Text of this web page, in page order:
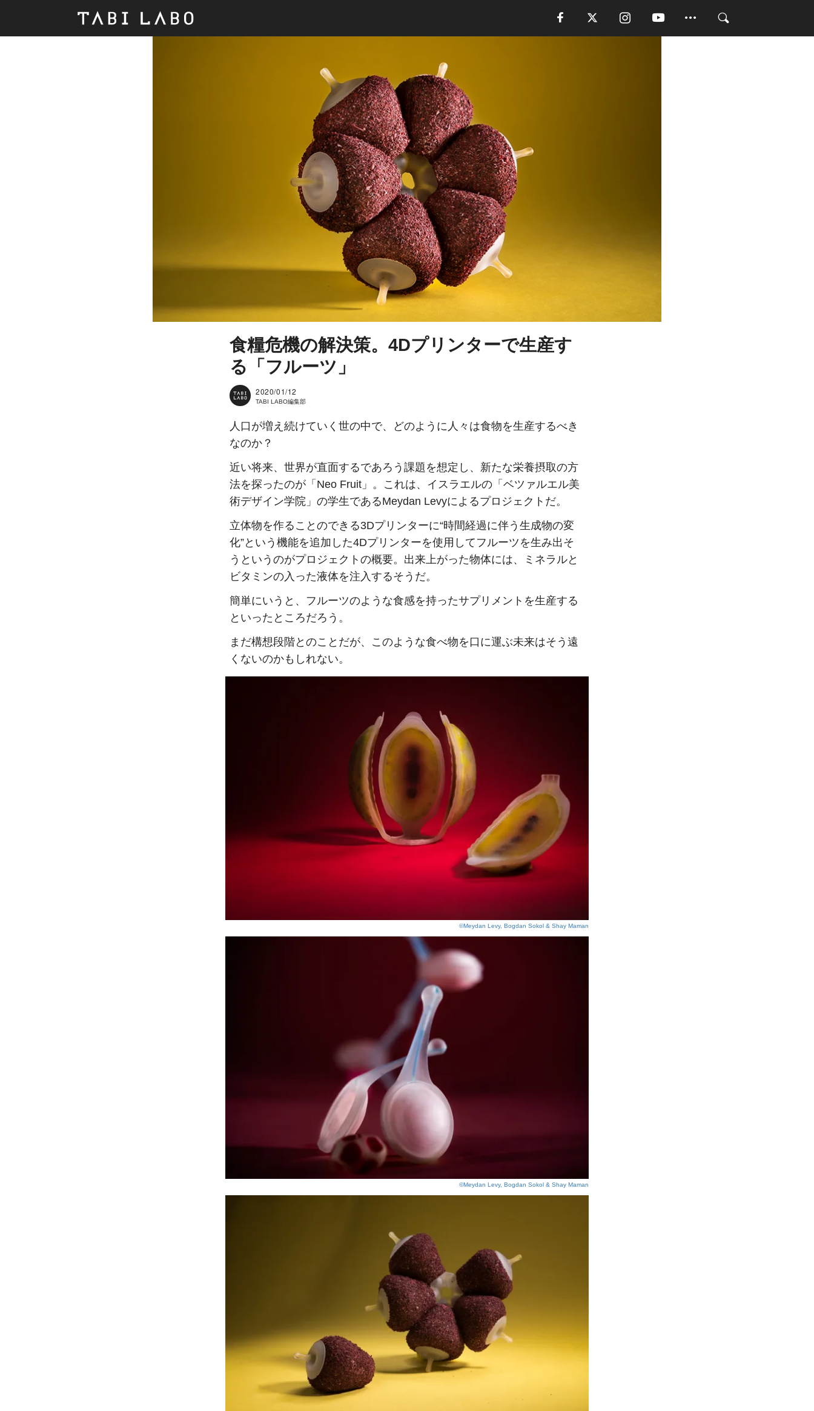
食糧危機の解決策。4Dプリンターで生産す
る「フルーツ」
2020/01/12
TABI LABO編集部
人口が増え続けていく世の中で、どのように人々は食物を生産するべき
なのか？
近い将来、世界が直面するであろう課題を想定し、新たな栄養摂取の方
法を探ったのが「Neo Fruit」。これは、イスラエルの「ベツァルエル美
術デザイン学院」の学生であるMeydan Levyによるプロジェクトだ。
立体物を作ることのできる3Dプリンターに“時間経過に伴う生成物の変
化”という機能を追加した4Dプリンターを使用してフルーツを生み出そ
うというのがプロジェクトの概要。出来上がった物体には、ミネラルと
ビタミンの入った液体を注入するそうだ。
簡単にいうと、フルーツのような食感を持ったサプリメントを生産する
といったところだろう。
まだ構想段階とのことだが、このような食べ物を口に運ぶ未来はそう遠
くないのかもしれない。
©Meydan Levy, Bogdan Sokol & Shay Maman
©Meydan Levy, Bogdan Sokol & Shay Maman